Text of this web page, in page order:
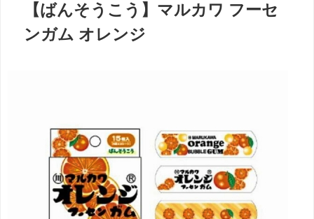
【ばんそうこう】マルカワ フーセ
ンガム オレンジ